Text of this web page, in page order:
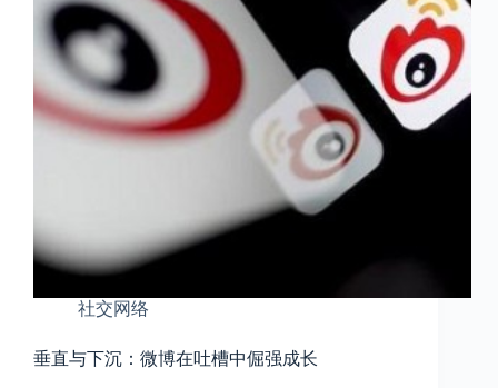
社交网络
垂直与下沉：微博在吐槽中倔强成长